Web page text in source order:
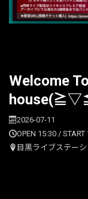
Welcome
2026-07-11
OPEN 15:30 / START
目黒ライブステー